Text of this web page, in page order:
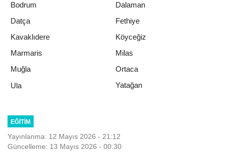
Bodrum
Dalaman
Datça
Fethiye
Kavaklıdere
Köyceğiz
Marmaris
Milas
Muğla
Ortaca
Ula
Yatağan
EĞITIM
Yayınlanma: 12 Mayıs 2026 - 21:12
Güncelleme: 13 Mayıs 2026 - 00:30